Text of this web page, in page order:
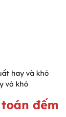
hay và khó
và khó
đếm